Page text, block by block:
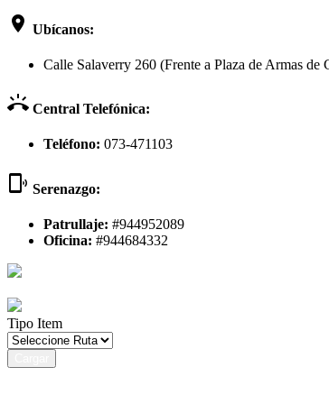
room Ubícanos:
Calle Salaverry 260 (Frente a Plaza de Armas
ring_volume Central Telefónica:
Teléfono: 073-471103
phonelink_ring Serenazgo:
Patrullaje: #944952089
Oficina: #944684332
Tipo Item